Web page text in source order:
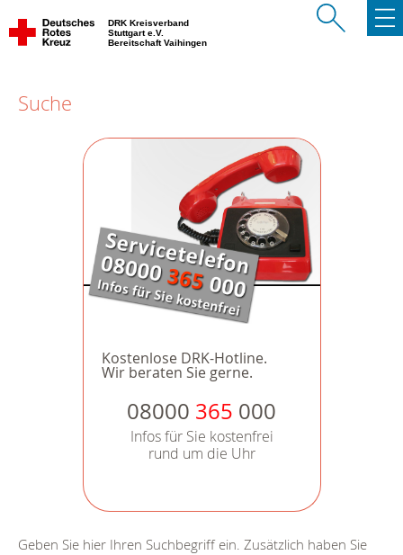
DRK Kreisverband
Stuttgart e.V.
Bereitschaft Vaihingen
Suche
Kostenlose DRK-Hotline.
Wir beraten Sie gerne.
08000 365 000
Infos für Sie kostenfrei
rund um die Uhr
Geben Sie hier Ihren Suchbegriff ein. Zusätzlich haben Sie